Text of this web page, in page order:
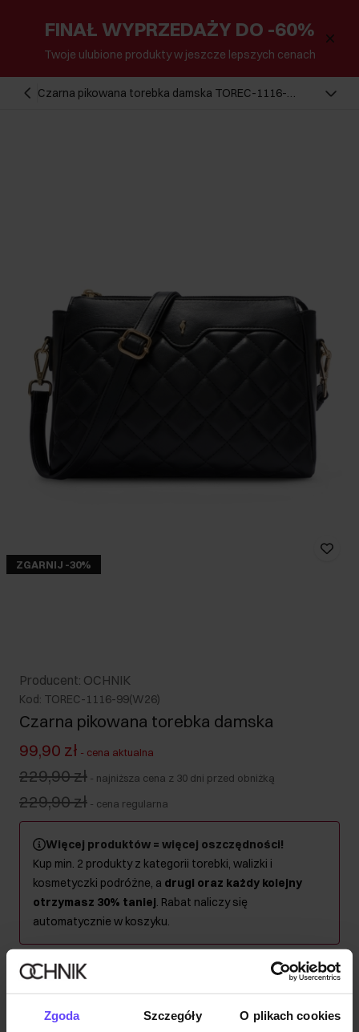
Zgoda Szczegóły O plikach cookies
FINAŁ WYPRZEDAŻY DO -60%
Twoje ulubione produkty w jeszcze lepszych cenach
Czarna pikowana torebka damska TOREC-1116-
ZGARNIJ -30%
Producent: OCHNIK
Kod: TOREC-1116-99(W26)
Czarna pikowana torebka damska
99,90 zł - cena aktualna
229,90 zł - najniższa cena z 30 dni przed obniżką
229,90 zł - cena regularna
Więcej produktów = więcej oszczędności!
Kup min. 2 produkty z kategorii torebki, walizki i
kosmetyczki podróżne, a drugi oraz każdy kolejny
otrzymasz 30% taniej. Rabat naliczy się
automatycznie w koszyku.
Opis produktu